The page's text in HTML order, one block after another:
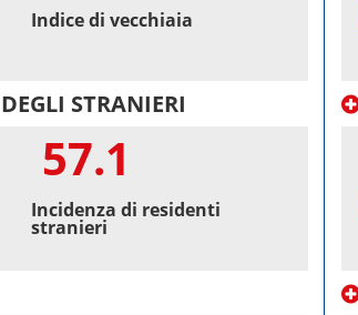
Indice di vecchiaia
STRANIERI
57.1
Incidenza di residenti
stranieri